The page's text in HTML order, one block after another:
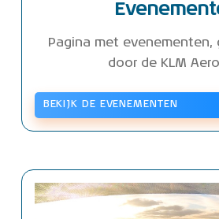
Pagina met evenementen,
door de KLM
BEKIJK DE EVENEMENTEN